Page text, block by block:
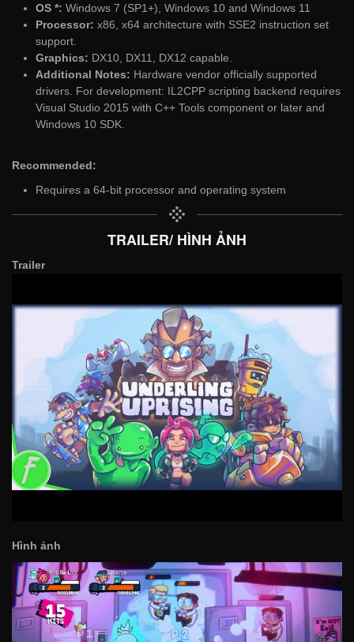
OS *: Windows 7 (SP1+), Windows 10 and Windows 11
Processor: x86, x64 architecture with SSE2 instruction set
support.
Graphics: DX10, DX11, DX12 capable.
Additional Notes: Hardware vendor officially supported
drivers. For development: IL2CPP scripting backend requires
Visual Studio 2015 with C++ Tools component or later and
Windows 10 SDK.
Recommended:
Requires a 64-bit processor and operating system
TRAILER/ HÌNH ẢNH
Trailer
Hình ảnh